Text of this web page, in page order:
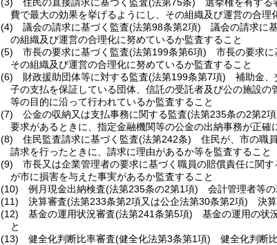
費で最大の効果を挙げるようにし、その組織及び運営の合理
(4)
議会の請求に基づく監査(法第98条第2項) 議会の請求に
の組織及び運営の合理化に努めているか監査すること
(5)
市長の要求に基づく監査(法第199条第6項) 市長の要求に
その組織及び運営の合理化に努めているか監査すること
(6)
財政援助団体等に対する監査(法第199条第7項) 補助金、
子の支払を保証している団体、信託の受託者及び公の施設
等の目的に沿って行われているか監査すること
(7)
公金の収納又は支払事務に関する監査(法第235条の2第2
要求があるときに、指定金融機関等の公金の出納事務が正確
(8)
住民監査請求に基づく監査(法第242条) 住民が、市の職
請求を行ったときに、請求に理由があるか等を監査すること
(9)
市長又は企業管理者の要求に基づく職員の賠償責任に関す
が市に損害を与えた事実があるか監査すること
(10)
例月現金出納検査(法第235条の2第1項) 会計管理者等の
(11)
決算審査(法第233条第2項又は公企法第30条第2項) 決算
(12)
基金の運用状況審査(法第241条第5項) 基金の運用の状
と
(13)
健全化判断比率審査(健全化法第3条第1項) 健全化判断